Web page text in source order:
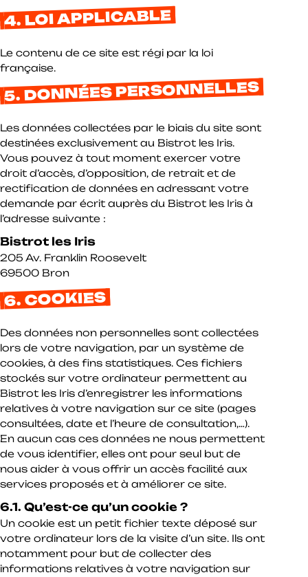
4. LOI APPLICABLE
Le contenu de ce site est régi par la loi
française.
5. DONNÉES PERSONNELLES
Les données collectées par le biais du site sont
destinées exclusivement au Bistrot les Iris.
Vous pouvez à tout moment exercer votre
droit d’accès, d’opposition, de retrait et de
rectification de données en adressant votre
demande par écrit auprès du Bistrot les Iris à
l’adresse suivante :
Bistrot les Iris
205 Av. Franklin Roosevelt
69500 Bron
6. COOKIES
Des données non personnelles sont collectées
lors de votre navigation, par un système de
cookies, à des fins statistiques. Ces fichiers
stockés sur votre ordinateur permettent au
Bistrot les Iris d’enregistrer les informations
relatives à votre navigation sur ce site (pages
consultées, date et l’heure de consultation,…).
En aucun cas ces données ne nous permettent
de vous identifier, elles ont pour seul but de
nous aider à vous offrir un accès facilité aux
services proposés et à améliorer ce site.
6.1. Qu’est-ce qu’un cookie ?
Un cookie est un petit fichier texte déposé sur
votre ordinateur lors de la visite d’un site. Ils ont
notamment pour but de collecter des
informations relatives à votre navigation sur